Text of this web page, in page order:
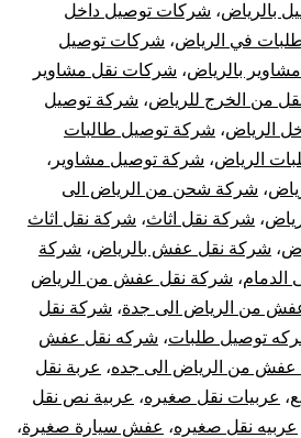
بالرياض، شركات توصيل داخل
في الرياض، شركات توصيل
بالرياض، شركات نقل مشاوير
من الخرج للرياض، شركة توصيل
الرياض، شركة توصيل طالبات
الرياض، شركة توصيل مشاوير ،
، شركة شحن من الرياض الى
، شركة نقل اثاث، شركة نقل اثاث
، شركة نقل عفش بالرياض، شركة
، شركة نقل عفش من الرياض
من الرياض الى جدة، شركة نقل
توصيل طلبات، شركه نقل عفش
عفش من الرياض الى جده، عربة نقل
، عربيات نقل صغيره، عربية نص نقل
عربيه نقل صغيره، عفش سيارة صغيرة،